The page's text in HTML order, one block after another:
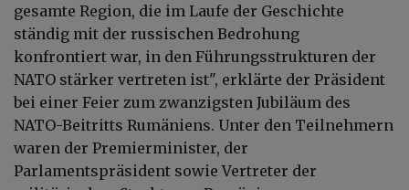
gesamte Region, die im Laufe der Geschichte
ständig mit der russischen Bedrohung
konfrontiert war, in den Führungsstrukturen der
NATO stärker vertreten ist", erklärte der Präsident
bei einer Feier zum zwanzigsten Jubiläum des
NATO-Beitritts Rumäniens. Unter den Teilnehmern
waren der Premierminister, der
Parlamentspräsident sowie Vertreter der